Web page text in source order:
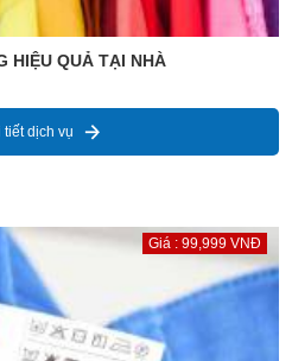
HIỆU QUẢ TẠI NHÀ
tiết dịch vụ
Giá : 99,999 VNĐ